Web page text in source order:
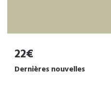
22€
Dernières nouvelles